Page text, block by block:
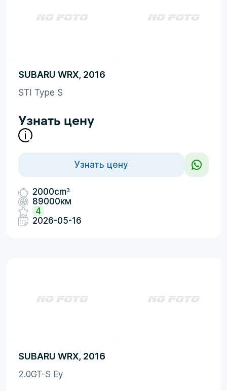
SUBARU WRX, 2016
STI Type S
Узнать цену
Узнать цену
2000cm3
89000км
4
2026-05-16
SUBARU WRX, 2016
2.0GT-S Ey